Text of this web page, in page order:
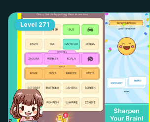
Level 271